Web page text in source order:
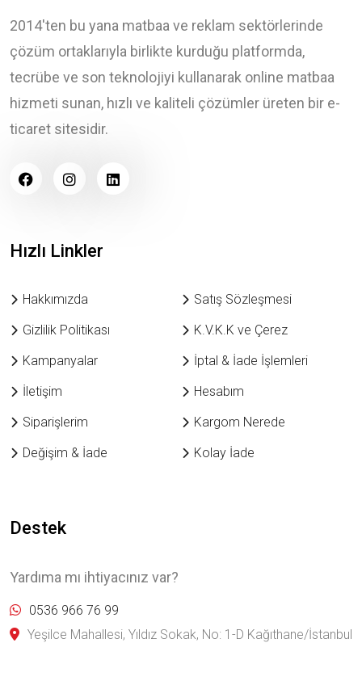
2014'ten bu yana matbaa ve reklam sektörlerinde
çözüm ortaklarıyla birlikte kurduğu platformda,
tecrübe ve son teknolojiyi kullanarak online matbaa
hizmeti sunan, hızlı ve kaliteli çözümler üreten bir e-
ticaret sitesidir.
Hızlı Linkler
Hakkımızda
Satış Sözleşmesi
Gizlilik Politikası
K.V.K.K ve Çerez
Kampanyalar
İptal & İade İşlemleri
İletişim
Hesabım
Siparişlerim
Kargom Nerede
Değişim & İade
Kolay İade
Destek
Yardıma mı ihtiyacınız var?
0536 966 76 99
Yeşilce Mahallesi, Yıldız Sokak, No: 1-D Kağıthane/İstanbul